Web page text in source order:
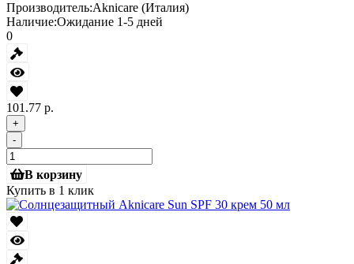
Производитель:Aknicare (Италия)
Наличие:Ожидание 1-5 дней
0
101.77 р.
+
-
В корзину
Купить в 1 клик